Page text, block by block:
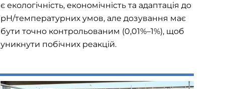
є екологічність, економічність та адаптація до
pH/температурних умов, але дозування має
бути точно контрольованим (0,01%–1%), щоб
уникнути побічних реакцій.